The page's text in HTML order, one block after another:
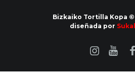
Bizkaiko Tortilla Kopa ©
diseñada por